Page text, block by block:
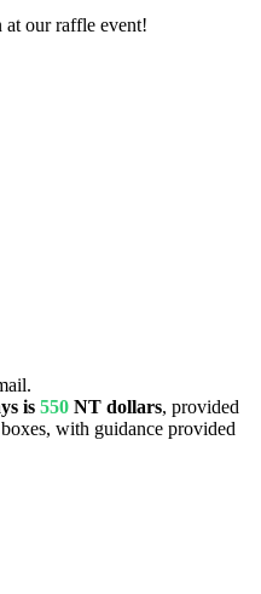
at our raffle event!
is 550 NT dollars, provided
with guidance provided